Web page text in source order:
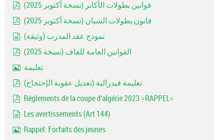
قوانين بطولات الأكابر (نسخة أكتوبر 2025)
قانون بطولات الشبان (نسخة أكتوبر 2025)
نموذج عقد المدرب (وثيقة)
القوانين العامة للفاف (نسخة 2025)
تعليمة
تعليمة فيدرالية (تعديل عقوبة الإحتجاج)
Réglements de la coupe d'algérie 2023 =RAPPEL=
Les avertissements (Art 144)
Rappel: Forfaits des jeunes